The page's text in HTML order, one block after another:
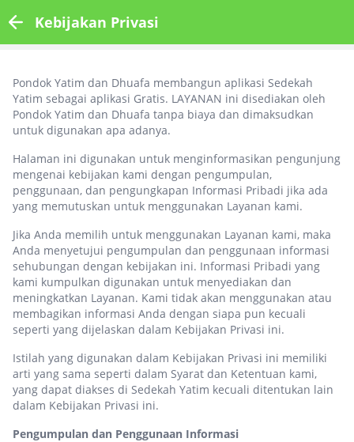
Kebijakan Privasi
Pondok Yatim dan Dhuafa membangun aplikasi Sedekah
Yatim sebagai aplikasi Gratis. LAYANAN ini disediakan oleh
Pondok Yatim dan Dhuafa tanpa biaya dan dimaksudkan
untuk digunakan apa adanya.
Halaman ini digunakan untuk menginformasikan pengunjung
mengenai kebijakan kami dengan pengumpulan,
penggunaan, dan pengungkapan Informasi Pribadi jika ada
yang memutuskan untuk menggunakan Layanan kami.
Jika Anda memilih untuk menggunakan Layanan kami, maka
Anda menyetujui pengumpulan dan penggunaan informasi
sehubungan dengan kebijakan ini. Informasi Pribadi yang
kami kumpulkan digunakan untuk menyediakan dan
meningkatkan Layanan. Kami tidak akan menggunakan atau
membagikan informasi Anda dengan siapa pun kecuali
seperti yang dijelaskan dalam Kebijakan Privasi ini.
Istilah yang digunakan dalam Kebijakan Privasi ini memiliki
arti yang sama seperti dalam Syarat dan Ketentuan kami,
yang dapat diakses di Sedekah Yatim kecuali ditentukan lain
dalam Kebijakan Privasi ini.
Pengumpulan dan Penggunaan Informasi